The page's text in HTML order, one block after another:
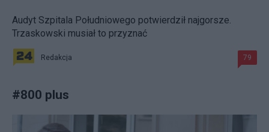
Audyt Szpitala Południowego potwierdził najgorsze.
Trzaskowski musiał to przyznać
Redakcja 79
#800 plus